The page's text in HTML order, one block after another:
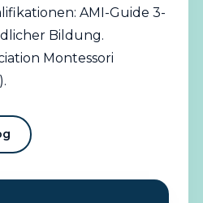
AMI-Guide 3-
Bildung.
Montessori